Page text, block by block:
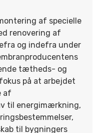
af specielle
renovering af
og indefra under
tætheds- og
på at arbejdet
af
til energimærkning,
til bygningers